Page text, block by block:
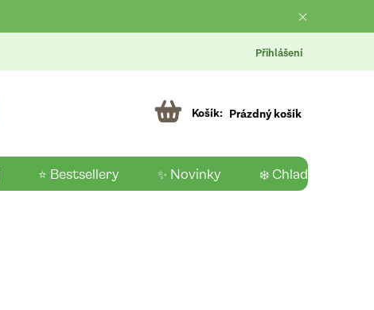
Přihlášení
Prázdný košík
⭐ Bestsellery ✨ Novinky ❄️ Chladící